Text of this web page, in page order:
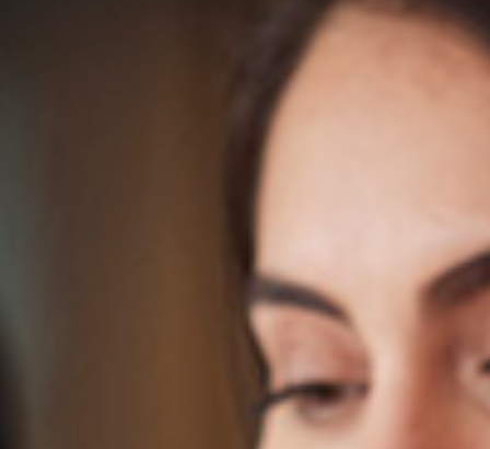
Torbjörn Nilsarve blir ny vd för
Logistic Contractor
Torbjörn Nilsarve har utsetts till ny vd för
Logistic Contractor. Han tillträder den 1 januari 2025
och blir då även medlem i Wästbygg Gruppens